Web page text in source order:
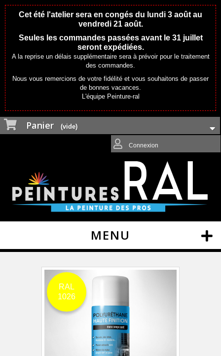
Cet été l'atelier sera en congés du lundi 3 août au
vendredi 21 août.
Seules les commandes passées avant le 31 juillet
seront expédiées.
A la reprise un délais supplémentaire sera à prévoir pour le traitement
des commandes.
Nous vous remercions de votre fidélité et vous souhaitons de passer
de bonnes vacances.
L'équipe Peinture-ral
Panier (vide)
Connexion
MENU
RAL
1026